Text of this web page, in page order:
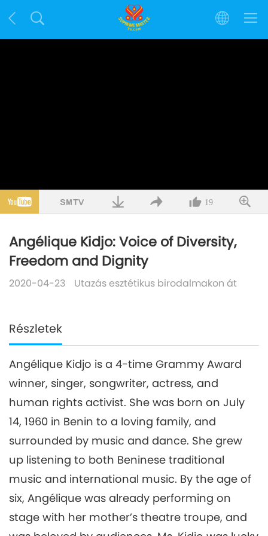
19
Angélique Kidjo: Voice of Diversity,
Freedom and Dignity
2020-04-23 Utazás esztétikus birodalmakon át
Részletek
Angélique Kidjo is a 4-time Grammy Award
winner, singer, songwriter, actress, and
human rights activist. She was born on July
14, 1960 in Benin to a loving family, and
surrounded by music and dance. She grew
up listening to both Beninese traditional
music and international music. By the age of
six, Angélique was already performing on
stage with her mother’s theatre troupe, and